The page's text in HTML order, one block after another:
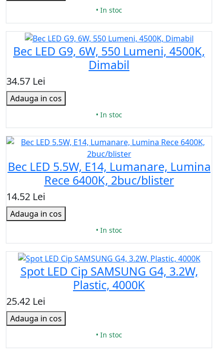
• In stoc
Bec LED G9, 6W, 550 Lumeni, 4500K,
Dimabil
34.57 Lei
Adauga in cos
• In stoc
Bec LED 5.5W, E14, Lumanare, Lumina
Rece 6400K, 2buc/blister
14.52 Lei
Adauga in cos
• In stoc
Spot LED Cip SAMSUNG G4, 3.2W,
Plastic, 4000K
25.42 Lei
Adauga in cos
• In stoc